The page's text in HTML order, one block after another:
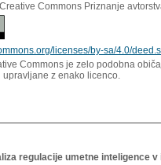
Commons Priznanje
licenses/by-sa/4.0/
Commons je zelo podobna
z enako licenco.
regulacije umetne inteligence